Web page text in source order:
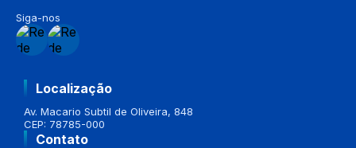
Siga-nos
Localização
Av. Macario Subtil de Oliveira, 848
CEP: 78785-000
Contato